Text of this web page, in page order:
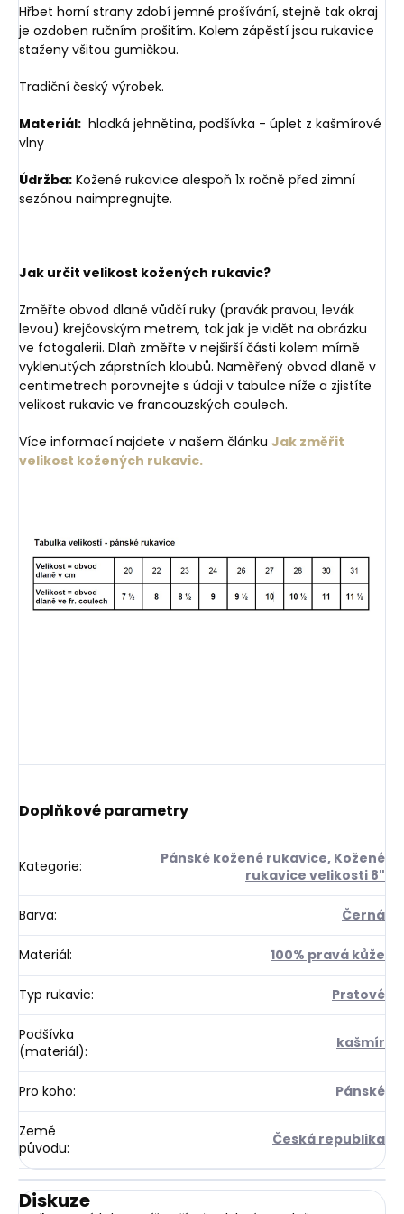
Hřbet horní strany zdobí jemné prošívání, stejně tak okraj
je ozdoben ručním prošitím. Kolem zápěstí jsou rukavice
staženy všitou gumičkou.
Tradiční český výrobek.
Materiál: hladká jehnětina, podšívka - úplet z kašmírové
vlny
Údržba: Kožené rukavice alespoň 1x ročně před zimní
sezónou naimpregnujte.
Jak určit velikost kožených rukavic?
Změřte obvod dlaně vůdčí ruky (pravák pravou, levák
levou) krejčovským metrem, tak jak je vidět na obrázku
ve fotogalerii. Dlaň změřte v nejširší části kolem mírně
vyklenutých záprstních kloubů. Naměřený obvod dlaně v
centimetrech porovnejte s údaji v tabulce níže a zjistíte
velikost rukavic ve francouzských coulech.
Více informací najdete v našem článku Jak změřit
velikost kožených rukavic.
Doplňkové parametry
Kategorie: Pánské kožené rukavice, Kožené
rukavice velikosti 8"
Barva: Černá
Materiál: 100% pravá kůže
Typ rukavic: Prstové
Podšívka
(materiál): kašmír
Pro koho: Pánské
Země
původu: Česká republika
Diskuze